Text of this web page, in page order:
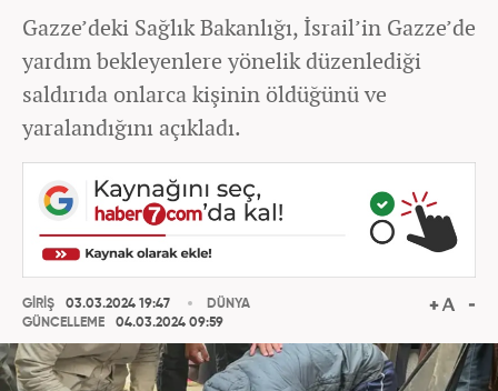
Gazze’deki Sağlık Bakanlığı, İsrail’in Gazze’de
yardım bekleyenlere yönelik düzenlediği
saldırıda onlarca kişinin öldüğünü ve
yaralandığını açıkladı.
GİRİŞ
03.03.2024 19:47
GÜNCELLEME
04.03.2024 09:59
DÜNYA